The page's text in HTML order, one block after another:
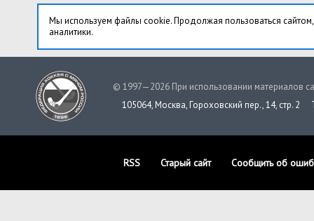
Мы используем файлы cookie. Продолжая пользоваться
аналитики.
© 1997—2026 При использовании материалов
105064, Москва, Гороховский пер., 14, стр. 2
RSS Старый сайт Сообщить об